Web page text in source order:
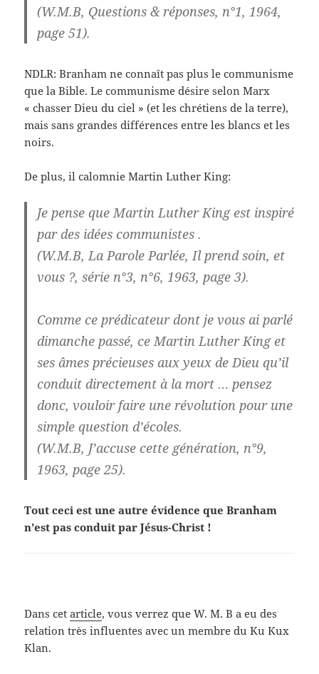
(W.M.B, Questions & réponses, n°1, 1964,
page 51).
NDLR: Branham ne connaît pas plus le communisme
que la Bible. Le communisme désire selon Marx
« chasser Dieu du ciel » (et les chrétiens de la terre),
mais sans grandes différences entre les blancs et les
noirs.
De plus, il calomnie Martin Luther King:
Je pense que Martin Luther King est inspiré
par des idées communistes .
(W.M.B, La Parole Parlée, Il prend soin, et
vous ?, série n°3, n°6, 1963, page 3).
Comme ce prédicateur dont je vous ai parlé
dimanche passé, ce Martin Luther King et
ses âmes précieuses aux yeux de Dieu qu’il
conduit directement à la mort … pensez
donc, vouloir faire une révolution pour une
simple question d’écoles.
(W.M.B, J’accuse cette génération, n°9,
1963, page 25).
Tout ceci est une autre évidence que Branham
n’est pas conduit par Jésus-Christ !
Dans cetarticle, vous verrez que W. M. B a eu des
relation très influentes avec un membre du Ku Kux
Klan.